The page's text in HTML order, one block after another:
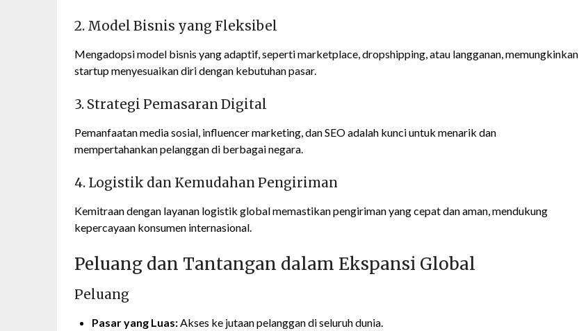
2. Model Bisnis yang Fleksibel
Mengadopsi model bisnis yang adaptif, seperti marketplace, dropshipping, atau langganan, memungkinkan
startup menyesuaikan diri dengan kebutuhan pasar.
3. Strategi Pemasaran Digital
Pemanfaatan media sosial, influencer marketing, dan SEO adalah kunci untuk menarik dan
mempertahankan pelanggan di berbagai negara.
4. Logistik dan Kemudahan Pengiriman
Kemitraan dengan layanan logistik global memastikan pengiriman yang cepat dan aman, mendukung
kepercayaan konsumen internasional.
Peluang dan Tantangan dalam Ekspansi Global
Peluang
Pasar yang Luas:Akses ke jutaan pelanggan di seluruh dunia.